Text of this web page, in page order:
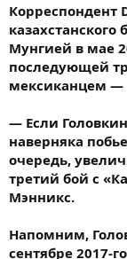
Корреспондент
Мунгией в мае
последующей
мексиканцем —
— Если
наверняка
очередь,
третий бой с
Мэнникс.
Напомним,
сентябре 2017-